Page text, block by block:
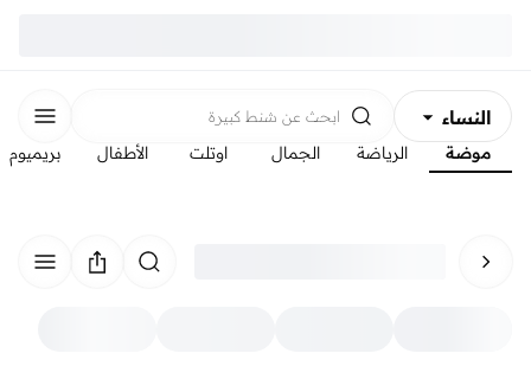
النساء
الرجال
ابحث عن شنط كبيرة
موضة الرياضة الجمال اوتلت الأطفال بريميوم